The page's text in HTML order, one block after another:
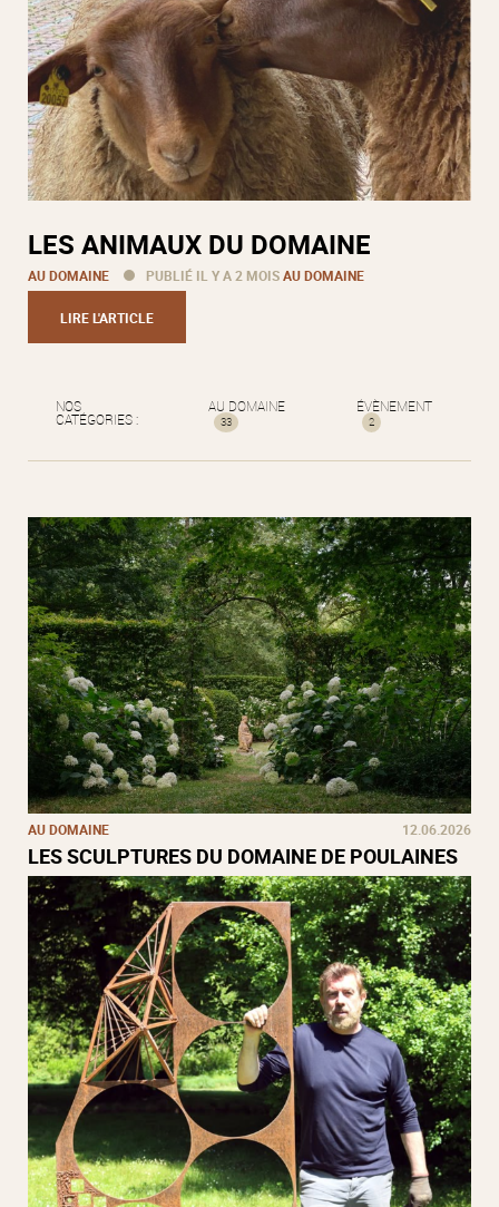
LES ANIMAUX DU DOMAINE
AU DOMAINE PUBLIÉ IL Y A 2 MOISAU DOMAINE
LIRE L'ARTICLE
NOS
CATÉGORIES :
AU DOMAINE
33
ÉVÈNEMENT
2
AU DOMAINE 12.06.2026
LES SCULPTURES DU DOMAINE DE POULAINES